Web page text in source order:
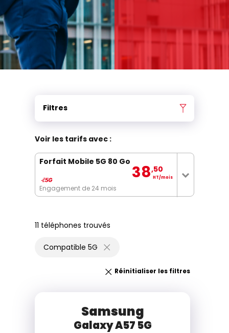
Filtres
Voir les tarifs avec :
Forfait Mobile 5G 80 Go
Engagement de 24 mois
38,50
HT/mois
11 téléphones trouvés
Compatible 5G
Réinitialiser les filtres
Samsung
Galaxy A57 5G